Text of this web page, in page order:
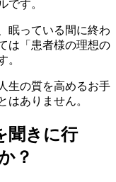
です。
眠っている間に終わ
は「患者様の理想の
。
生の質を高めるお手
はありません。
聞きに行
？